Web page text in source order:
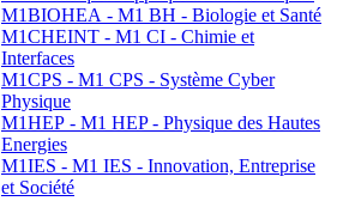
M1BIOHEA - M1 BH - Biologie et Santé
M1CHEINT - M1 CI - Chimie et
Interfaces
M1CPS - M1 CPS - Système Cyber
Physique
M1HEP - M1 HEP - Physique des Hautes
Energies
M1IES - M1 IES - Innovation, Entreprise
et Société